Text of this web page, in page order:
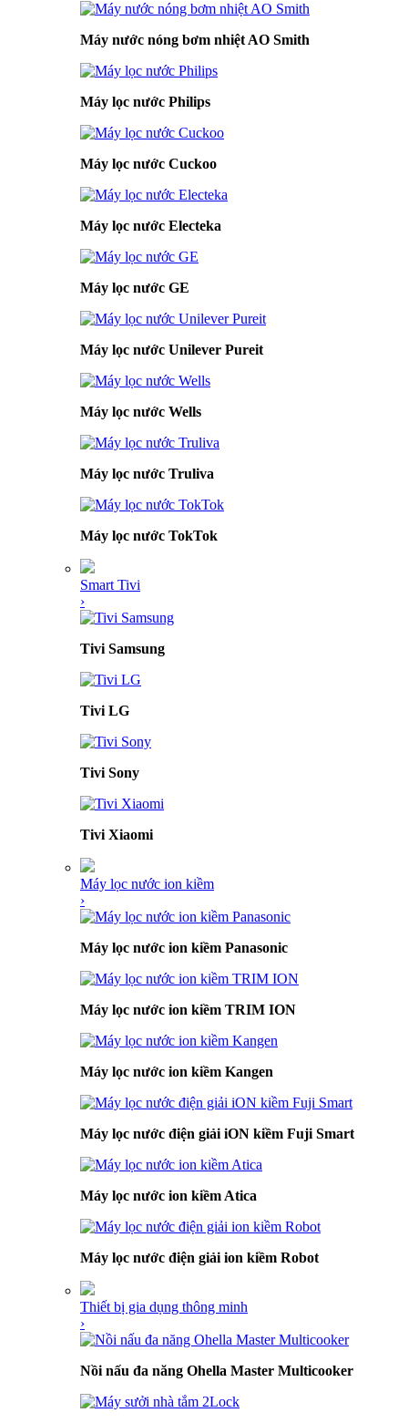
Máy nước nóng bơm nhiệt AO Smith
Máy lọc nước Philips
Máy lọc nước Cuckoo
Máy lọc nước Electeka
Máy lọc nước GE
Máy lọc nước Unilever Pureit
Máy lọc nước Wells
Máy lọc nước Truliva
Máy lọc nước TokTok
Smart Tivi
›
Tivi Samsung
Tivi LG
Tivi Sony
Tivi Xiaomi
Máy lọc nước ion kiềm
›
Máy lọc nước ion kiềm Panasonic
Máy lọc nước ion kiềm TRIM ION
Máy lọc nước ion kiềm Kangen
Máy lọc nước điện giải iON kiềm Fuji Smart
Máy lọc nước ion kiềm Atica
Máy lọc nước điện giải ion kiềm Robot
Thiết bị gia dụng thông minh
›
Nồi nấu đa năng Ohella Master Multicooker